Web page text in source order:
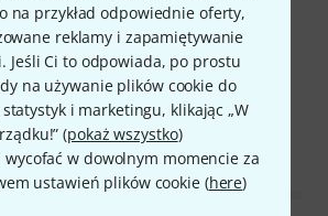
na przykład odpowiednie oferty,
reklamy i zapamiętywanie
Jeśli Ci to odpowiada, po prostu
na używanie plików cookie do
i marketingu, klikając „W
(pokaż wszystko)
wycofać w dowolnym momencie za
ustawień plików cookie (here)
in this category.
ZGŁOŚ NADUŻYCIE